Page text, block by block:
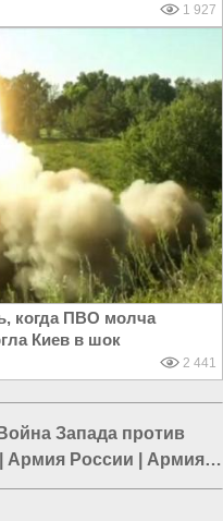
1 927
когда ПВО молча
Киев в шок
2 441
Война Запада против
Армия России
Армия
|Курская область